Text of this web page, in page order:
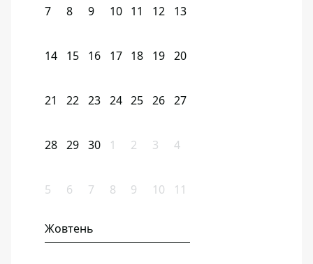
7 8 9 10 11 12 13
14 15 16 17 18 19 20
21 22 23 24 25 26 27
28 29 30 1 2 3 4
5 6 7 8 9 10 11
Жовтень